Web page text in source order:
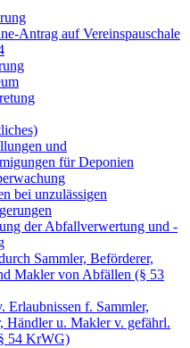
Antrag auf Vereinspauschale
und
für Deponien
bei unzulässigen
der Abfallverwertung und -
Sammler, Beförderer,
Makler von Abfällen (§ 53
Erlaubnissen f. Sammler,
Händler u. Makler v. gefährl.
54 KrWG)